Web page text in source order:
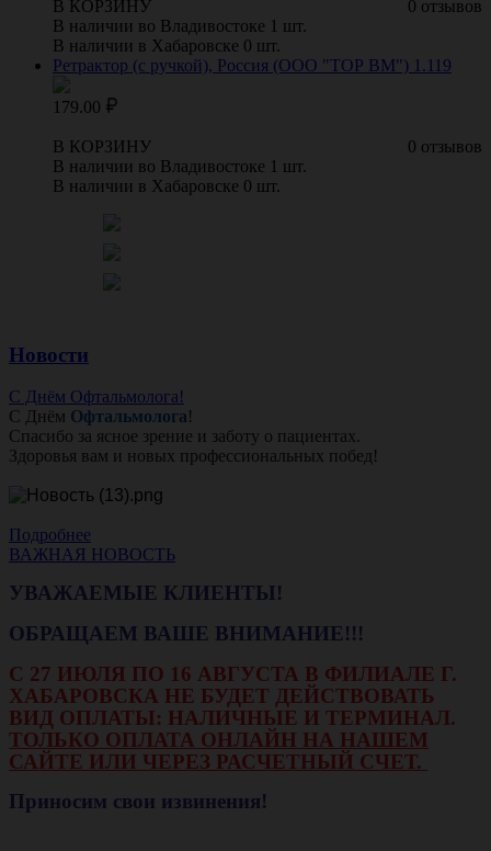
0 отзывов
В КОРЗИНУ
В наличии во Владивостоке 1 шт.
В наличии в Хабаровске 0 шт.
Ретрактор (с ручкой), Россия (ООО "ТОР ВМ") 1.119
179.00
0 отзывов
В КОРЗИНУ
В наличии во Владивостоке 1 шт.
В наличии в Хабаровске 0 шт.
Новости
С Днём Офтальмолога!
С Днём Офтальмолога!
Спасибо за ясное зрение и заботу о пациентах.
Здоровья вам и новых профессиональных побед!
Подробнее
ВАЖНАЯ НОВОСТЬ
УВАЖАЕМЫЕ КЛИЕНТЫ!
ОБРАЩАЕМ ВАШЕ ВНИМАНИЕ!!!
С 27 ИЮЛЯ ПО 16 АВГУСТА В ФИЛИАЛЕ Г.
ХАБАРОВСКА НЕ БУДЕТ ДЕЙСТВОВАТЬ
ВИД ОПЛАТЫ: НАЛИЧНЫЕ И ТЕРМИНАЛ.
ТОЛЬКО ОПЛАТА ОНЛАЙН НА НАШЕМ
САЙТЕ ИЛИ ЧЕРЕЗ РАСЧЕТНЫЙ СЧЕТ.
Приносим свои извинения!